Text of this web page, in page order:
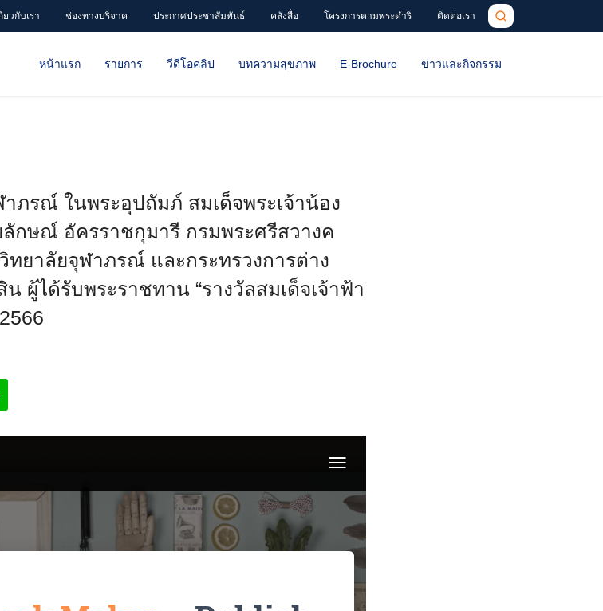
ยวกับเรา ช่องทางบริจาค ประกาศประชาสัมพันธ์ คลังสื่อ โครงการตามพระดำริ ติดต่อเรา
หน้าแรก รายการ วีดีโอคลิป บทความสุขภาพ E-Brochure ข่าวและกิจกรรม
ภรณ์ ในพระอุปถัมภ์ สมเด็จพระเจ้าน้อง
กษณ์ อัครราชกุมารี กรมพระศรีสวางค
ยาลัยจุฬาภรณ์ และกระทรวงการต่าง
ผู้ได้รับพระราชทาน “รางวัลสมเด็จเจ้าฟ้า